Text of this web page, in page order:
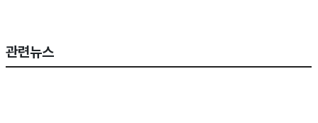
관련뉴스